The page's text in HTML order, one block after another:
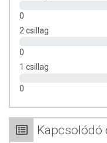
HOGYAN
A CBD 2,5%-os olaj
megtalálja az Ön
mennyiséget. A 2,5%-os
1 percig hatni.Az
mindenképp alacsony
0
2 csillag
0
1 csillag
0
Kapcsolódó